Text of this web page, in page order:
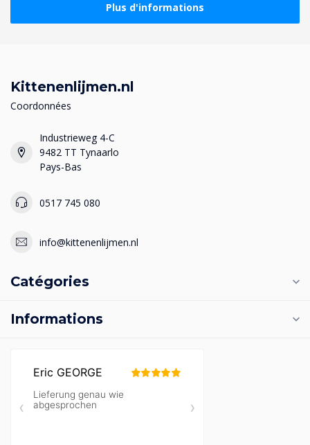
Plus d'informations
Kittenenlijmen.nl
Coordonnées
Industrieweg 4-C
9482 TT Tynaarlo
Pays-Bas
0517 745 080
info@kittenenlijmen.nl
Catégories
Informations